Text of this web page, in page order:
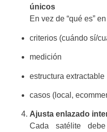
únicos
En vez de “qué es”
criterios (cuándo sí/
medición
estructura extractable
casos (local,
Ajusta enlazado
Cada satélite